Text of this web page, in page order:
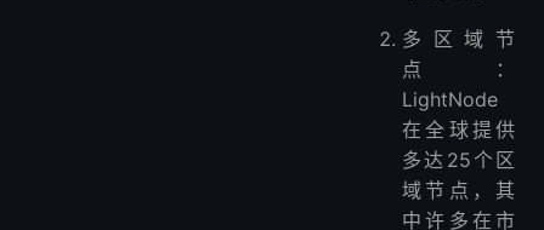
多区域节
点：
LightNode
在全球提供
多达25个区
域节点，其
中许多在市